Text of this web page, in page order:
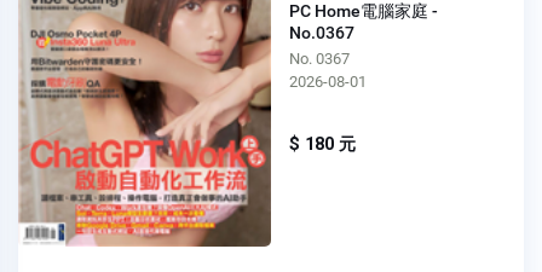
PC Home電腦家庭 -
No.0367
No. 0367
2026-08-01
$ 180 元